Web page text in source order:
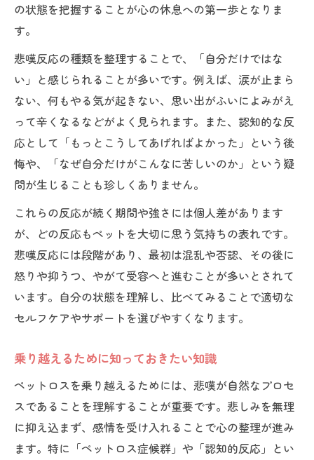
の状態を把握することが心の休息への第一歩となりま
す。
悲嘆反応の種類を整理することで、「自分だけではな
い」と感じられることが多いです。例えば、涙が止まら
ない、何もやる気が起きない、思い出がふいによみがえ
って辛くなるなどがよく見られます。また、認知的な反
応として「もっとこうしてあげればよかった」という後
悔や、「なぜ自分だけがこんなに苦しいのか」という疑
問が生じることも珍しくありません。
これらの反応が続く期間や強さには個人差があります
が、どの反応もペットを大切に思う気持ちの表れです。
悲嘆反応には段階があり、最初は混乱や否認、その後に
怒りや抑うつ、やがて受容へと進むことが多いとされて
います。自分の状態を理解し、比べてみることで適切な
セルフケアやサポートを選びやすくなります。
乗り越えるために知っておきたい知識
ペットロスを乗り越えるためには、悲嘆が自然なプロセ
スであることを理解することが重要です。悲しみを無理
に抑え込まず、感情を受け入れることで心の整理が進み
ます。特に「ペットロス症候群」や「認知的反応」とい